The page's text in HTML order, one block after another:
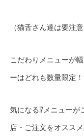
（猫舌さん達は要注意
こだわりメニューが
ーはどれも数量限定
気になる⁉️メニューが
店・ご注文をオスス